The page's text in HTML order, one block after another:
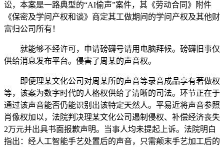
讼，本案是一路典型的“AI偷声”案件，其《劳动合同》附件
《保密及学问产权和谈》商定其工做期间的学问产权及其他财
富归公司所有！
就能够不经许可，申请磅礴号请用电脑拜候。磅礴旧事仅
供给消息发布平台。侵害了周某的声音权。
即便理某文化公司对周某所的声音等录音成品享有著做权
等，该案为数字时代的人格权供给了清晰的司法。环节正在于
通过该声音能否仍能识别出该特定天然人。平易近将声音参照
肖像权加以，法院判决理某文化公司遏制侵权、补偿经济丧失
2万元并出具书面报歉声明。当事人均未提起上诉。法院明白
指出：经人工智能手艺处置后的声音，只需颠末手艺加工后的